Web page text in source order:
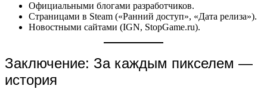
Официальными блогами разработчиков.
Страницами в Steam («Ранний доступ», «Дата релиза»).
Новостными сайтами (IGN, StopGame.ru).
Заключение: За каждым пикселем —
история